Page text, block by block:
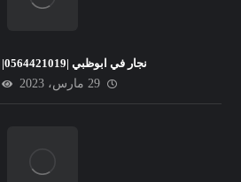
نجار في ابوظبي |0564421019| الدرع الذهبي
29 مارس، 2023